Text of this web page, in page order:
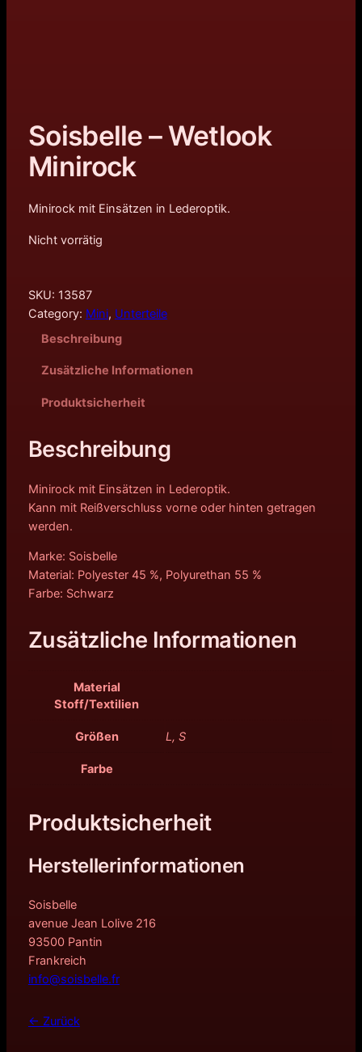
Soisbelle – Wetlook
Minirock
Minirock mit Einsätzen in Lederoptik.
Nicht vorrätig
SKU: 13587
Category: Mini, Unterteile
Beschreibung
Zusätzliche Informationen
Produktsicherheit
Beschreibung
Minirock mit Einsätzen in Lederoptik.
Kann mit Reißverschluss vorne oder hinten getragen
werden.
Marke: Soisbelle
Material: Polyester 45 %, Polyurethan 55 %
Farbe: Schwarz
Zusätzliche Informationen
Material
Stoff/Textilien
Größen L, S
Farbe
Produktsicherheit
Herstellerinformationen
Soisbelle
avenue Jean Lolive 216
93500 Pantin
Frankreich
info@soisbelle.fr
← Zurück